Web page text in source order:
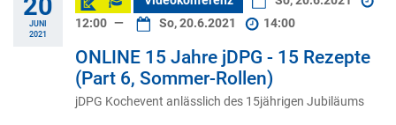
20
JUNI
2021
12:00 — So, 20.6.2021 14:00
ONLINE 15 Jahre jDPG - 15 Rezepte
(Part 6, Sommer-Rollen)
jDPG Kochevent anlässlich des 15jährigen Jubiläums